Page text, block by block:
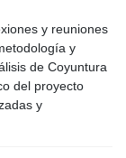
y reuniones
y
de Coyuntura
del proyecto
y